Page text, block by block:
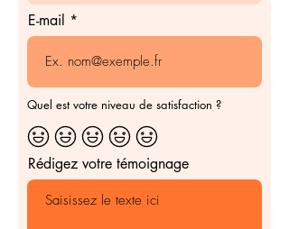
E-mail
Quel est votre niveau de satisfaction ?
Rédigez votre témoignage